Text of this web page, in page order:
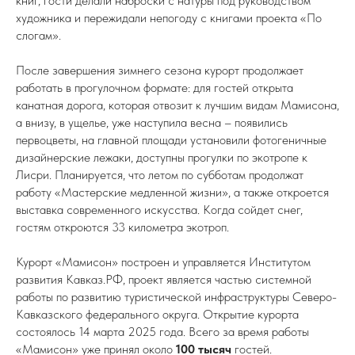
художника и пережидали непогоду с книгами проекта «По
слогам».
После завершения зимнего сезона курорт продолжает
работать в прогулочном формате: для гостей открыта
канатная дорога, которая отвозит к лучшим видам Мамисона,
а внизу, в ущелье, уже наступила весна – появились
первоцветы, на главной площади установили фотогеничные
дизайнерские лежаки, доступны прогулки по экотропе к
Лисри. Планируется, что летом по субботам продолжат
работу «Мастерские медленной жизни», а также откроется
выставка современного искусства. Когда сойдет снег,
гостям откроются 33 километра экотроп.
Курорт «Мамисон» построен и управляется Институтом
развития Кавказ.РФ, проект является частью системной
работы по развитию туристической инфраструктуры Северо-
Кавказского федерального округа. Открытие курорта
состоялось 14 марта 2025 года. Всего за время работы
«Мамисон» уже принял около 100 тысяч гостей.